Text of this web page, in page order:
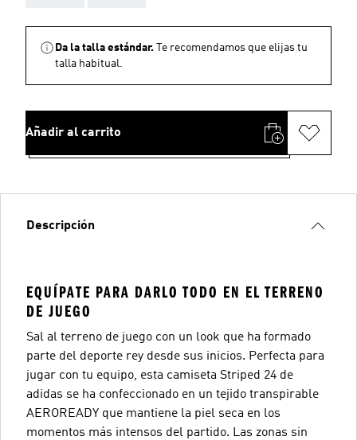
Da la talla estándar.
Te recomendamos que elijas tu
talla habitual.
Añadir al carrito
Descripción
EQUÍPATE PARA DARLO TODO EN EL TERRENO
DE JUEGO
Sal al terreno de juego con un look que ha formado
parte del deporte rey desde sus inicios. Perfecta para
jugar con tu equipo, esta camiseta Striped 24 de
adidas se ha confeccionado en un tejido transpirable
AEROREADY que mantiene la piel seca en los
momentos más intensos del partido. Las zonas sin